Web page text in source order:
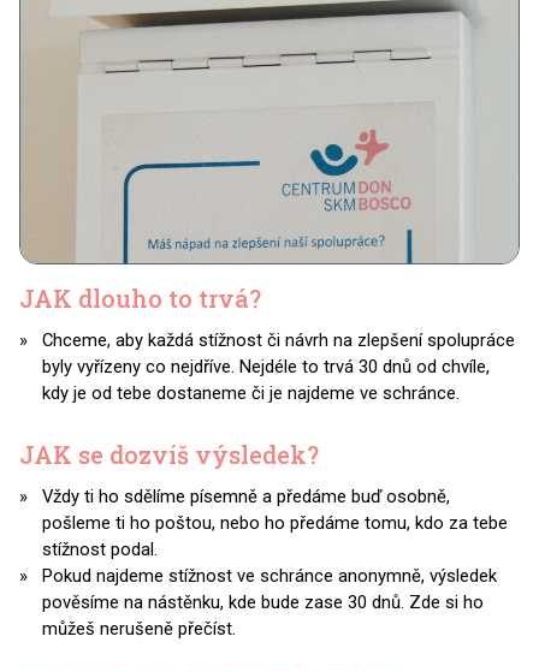
JAK dlouho to trvá?
Chceme, aby každá stížnost či návrh na zlepšení spolupráce
byly vyřízeny co nejdříve. Nejdéle to trvá 30 dnů od chvíle,
kdy je od tebe dostaneme či je najdeme ve schránce.
JAK se dozvíš výsledek?
Vždy ti ho sdělíme písemně a předáme buď osobně,
pošleme ti ho poštou, nebo ho předáme tomu, kdo za tebe
stížnost podal.
Pokud najdeme stížnost ve schránce anonymně, výsledek
pověsíme na nástěnku, kde bude zase 30 dnů. Zde si ho
můžeš nerušeně přečíst.